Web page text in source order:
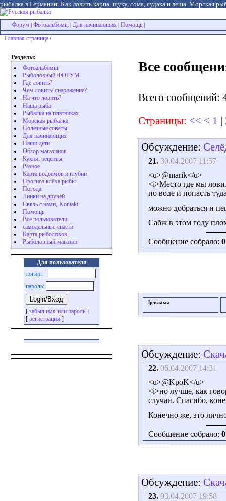
рыбалка в Германии. Как ловить карпа, щуку, сома, судака и леща. Морская
Форум Фотоальбомы Для начинающих Помощь
Главная страница /
Разделы:
Фотоальбомы
Рыболовный ФОРУМ
Где ловить?
Чем ловить/ снаряжение?
На что ловить?
Наша рыба
Рыбалка на платниках
Морская рыбалка
Полезные советы
Для начинающих
Наши дети
Обзор магазинов
Кухня, рецепты
Разное
Карта водоемов и глубин
Прогноз клёва рыбы
Погода
Линки на друзей
Связь с нами, Kontakt
Помощь
Все пользователи
самодельные снасти
Карта рыболовов
Рыболовный магазин
Для пользователя
логин:
пароль:
[ забыл имя или пароль ]
[ регистрация ]
Все
Всего сообщений:
Страницы: << < 1
Обсуждение:
21. 30.04.2007 11:57
<u>@marik</u>
<i>Место где мы
по воде и попасть
можно добраться и
Сабж в этом году
Сообщение собрало: 0
ђеклама
Обсуждение:
22. 06.04.2007 14:31
<u>@KpoK</u>
<i>но лучше, как
случаи. Спасибо,
Конечно же, это
Сообщение собрало: 0
Обсуждение:
23. 03.04.2007 19:58